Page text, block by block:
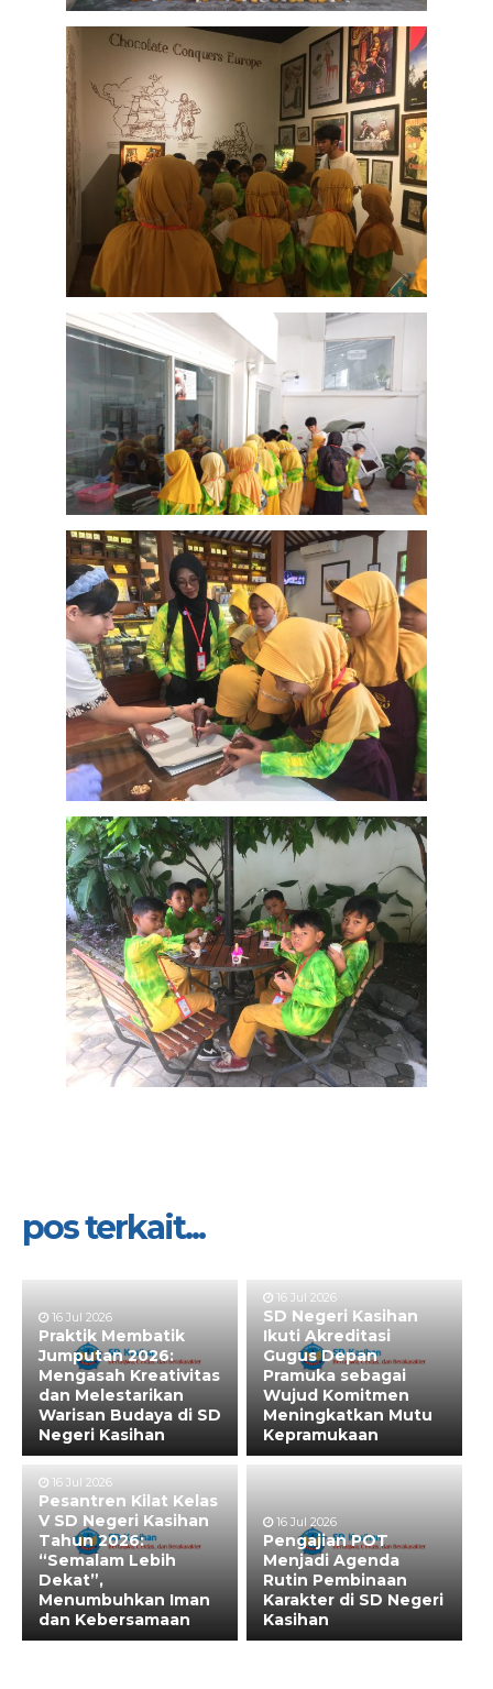
pos terkait...
16 Jul 2026
Praktik Membatik
Jumputan 2026:
Mengasah Kreativitas
dan Melestarikan
Warisan Budaya di SD
Negeri Kasihan
16 Jul 2026
SD Negeri Kasihan
Ikuti Akreditasi
Gugus Depan
Pramuka sebagai
Wujud Komitmen
Meningkatkan Mutu
Kepramukaan
16 Jul 2026
Pesantren Kilat Kelas
V SD Negeri Kasihan
Tahun 2026:
“Semalam Lebih
Dekat”,
Menumbuhkan Iman
dan Kebersamaan
16 Jul 2026
Pengajian POT
Menjadi Agenda
Rutin Pembinaan
Karakter di SD Negeri
Kasihan